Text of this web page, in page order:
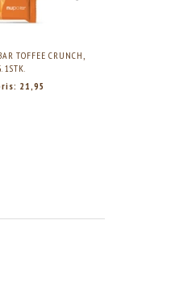
TOFFEE CRUNCH,
1STK.
21,95